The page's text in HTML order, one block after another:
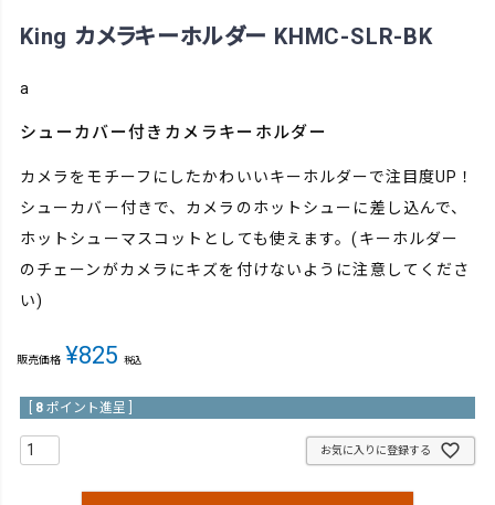
King カメラキーホルダー KHMC-SLR-BK
a
シューカバー付きカメラキーホルダー
カメラをモチーフにしたかわいいキーホルダーで注目度UP！
シューカバー付きで、カメラのホットシューに差し込んで、
ホットシューマスコットとしても使えます。(キーホルダー
のチェーンがカメラにキズを付けないように注意してくださ
い)
販売価格 ¥825 税込
8 ポイント進呈 ]
お気に入りに登録する